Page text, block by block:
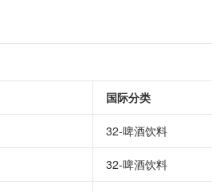
国际分类
32-啤酒饮料
32-啤酒饮料